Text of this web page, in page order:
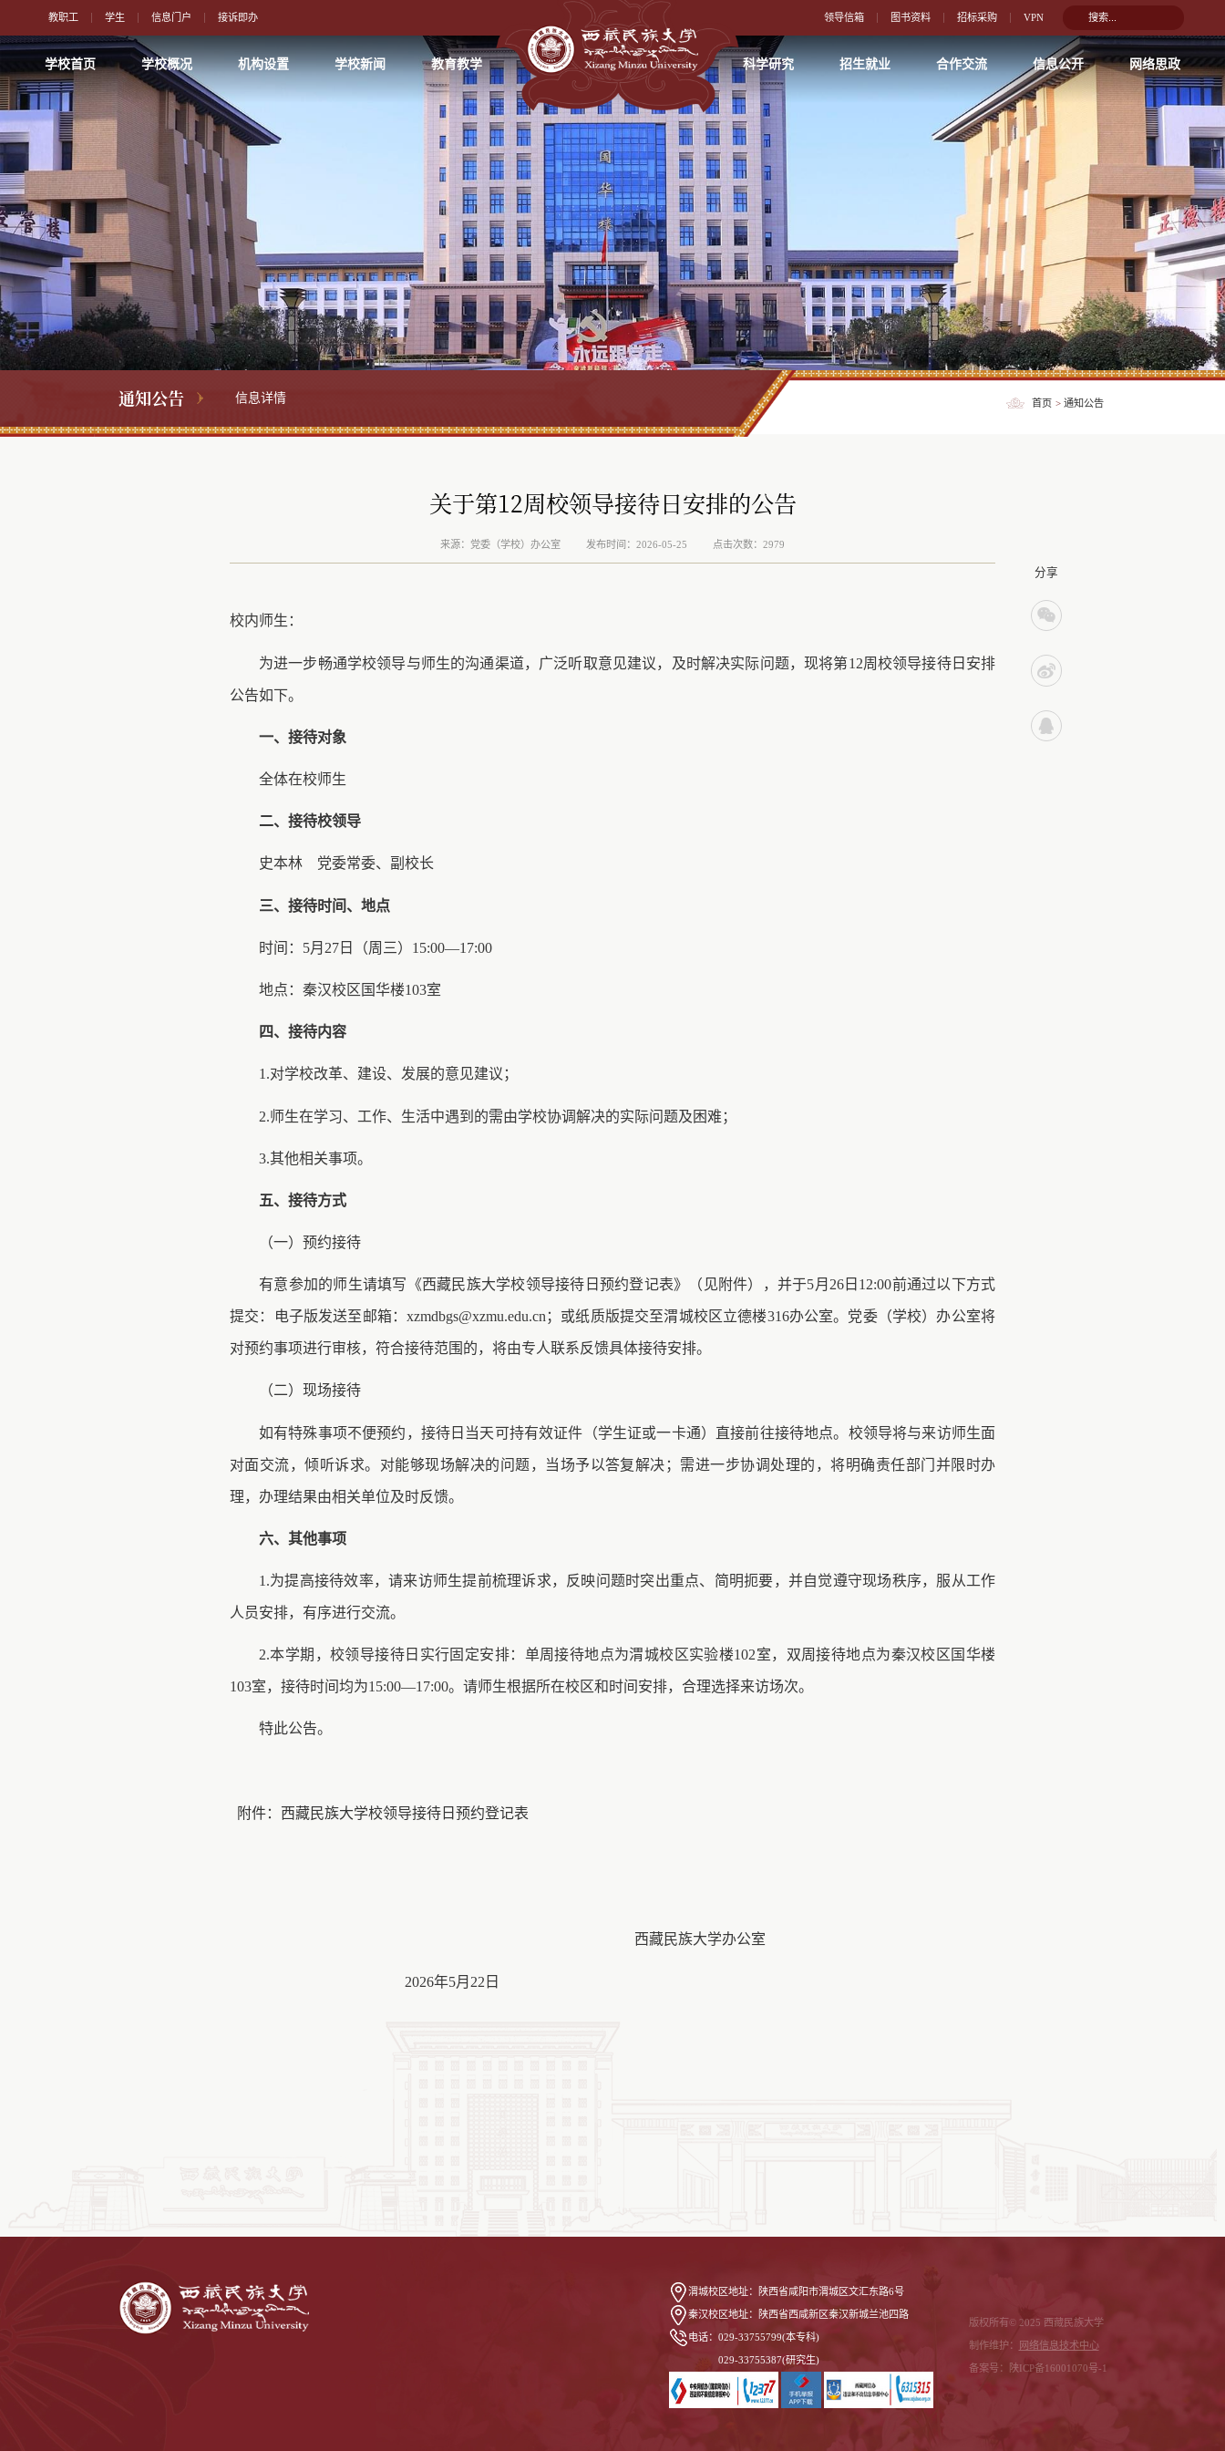
教职工 学生 信息门户 接诉即办 领导信箱 图书资料 招标采购 VPN
学校首页 学校概况 机构设置 学校新闻 教育教学 科学研究 招生就业 合作交流 信息公开 网络思政
通知公告 信息详情 首页 > 通知公告
关于第12周校领导接待日安排的公告
来源：党委（学校）办公室 发布时间：2026-05-25 点击次数：2979
分享
校内师生：
为进一步畅通学校领导与师生的沟通渠道，广泛听取意见建议，及时解决实际问题，现将第12周校领导接待日安排
公告如下。
一、接待对象
全体在校师生
二、接待校领导
史本林 党委常委、副校长
三、接待时间、地点
时间： 5月27日（周三）15:00—17:00
地点：秦汉校区国华楼103室
四、接待内容
1.对学校改革、建设、发展的意见建议；
2.师生在学习、工作、生活中遇到的需由学校协调解决的实际问题及困难；
3.其他相关事项。
五、接待方式
（一）预约接待
有意参加的师生请填写《西藏民族大学校领导接待日预约登记表》（见附件），并于5月26日12:00前通过以下方式
提交：电子版发送至邮箱：xzmdbgs@xzmu.edu.cn；或纸质版提交至渭城校区立德楼316办公室。党委（学校）办公室将
对预约事项进行审核，符合接待范围的，将由专人联系反馈具体接待安排。
（二）现场接待
如有特殊事项不便预约，接待日当天可持有效证件（学生证或一卡通）直接前往接待地点。校领导将与来访师生面
对面交流，倾听诉求。对能够现场解决的问题，当场予以答复解决；需进一步协调处理的，将明确责任部门并限时办
理，办理结果由相关单位及时反馈。
六、其他事项
1.为提高接待效率，请来访师生提前梳理诉求，反映问题时突出重点、简明扼要，并自觉遵守现场秩序，服从工作
人员安排，有序进行交流。
2.本学期，校领导接待日实行固定安排：单周接待地点为渭城校区实验楼102室，双周接待地点为秦汉校区国华楼
103室，接待时间均为15:00—17:00。请师生根据所在校区和时间安排，合理选择来访场次。
特此公告。
附件： 西藏民族大学校领导接待日预约登记表
西藏民族大学办公室
2026年5月22日
渭城校区地址： 陕西省咸阳市渭城区文汇东路6号
秦汉校区地址： 陕西省西咸新区秦汉新城兰池四路
电话： 029-33755799(本专科)
029-33755387(研究生)
版权所有© 2025 西藏民族大学
制作维护： 网络信息技术中心
备案号：陕ICP备16001070号-1